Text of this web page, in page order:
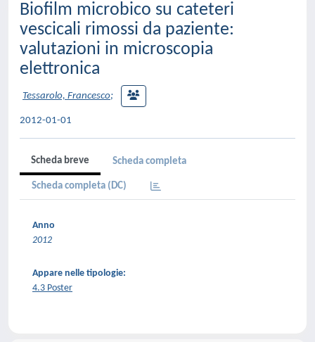
Biofilm microbico su cateteri
vescicali rimossi da paziente:
valutazioni in microscopia
elettronica
Tessarolo, Francesco;
2012-01-01
Scheda breve Scheda completa
Scheda completa (DC)
Anno
2012
Appare nelle tipologie:
4.3 Poster